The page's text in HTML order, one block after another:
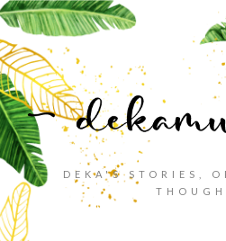
DEKA'S STORIES,